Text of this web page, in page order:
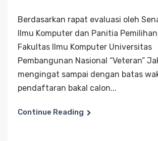
Berdasarkan rapat evaluasi oleh
Ilmu Komputer dan Panitia
Fakultas Ilmu Komputer Universitas
Pembangunan Nasional “Veteran”
mengingat sampai dengan batas
pendaftaran bakal calon...
Continue Reading